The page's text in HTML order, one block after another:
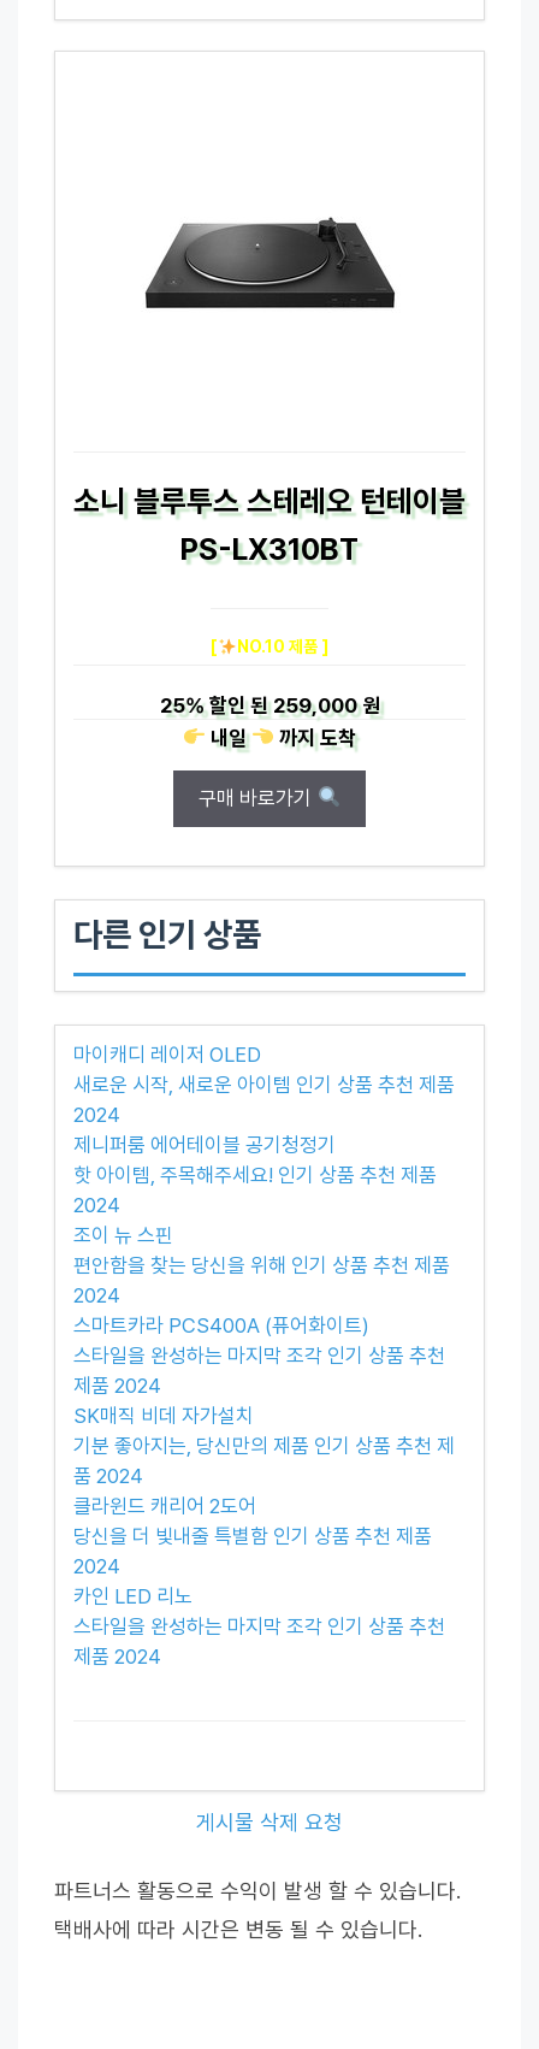
소니 블루투스 스테레오 턴테이블
PS-LX310BT
[ NO.10 제품 ]
25%할인 된259,000 원
내일
까지도착
구매 바로가기
다른 인기 상품
마이캐디 레이저 OLED
새로운 시작, 새로운 아이템 인기 상품 추천 제품
2024
제니퍼룸 에어테이블 공기청정기
핫 아이템, 주목해주세요! 인기 상품 추천 제품
2024
조이 뉴 스핀
편안함을 찾는 당신을 위해 인기 상품 추천 제품
2024
스마트카라 PCS400A (퓨어화이트)
스타일을 완성하는 마지막 조각 인기 상품 추천
제품 2024
SK매직 비데 자가설치
기분 좋아지는, 당신만의 제품 인기 상품 추천 제
품 2024
클라윈드 캐리어 2도어
당신을 더 빛내줄 특별함 인기 상품 추천 제품
2024
카인 LED 리노
스타일을 완성하는 마지막 조각 인기 상품 추천
제품 2024
게시물 삭제 요청
파트너스 활동으로 수익이 발생 할 수 있습니다.
택배사에 따라 시간은 변동 될 수 있습니다.